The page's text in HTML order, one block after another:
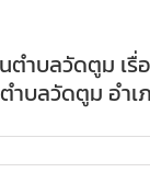
ตำบลวัดตูม เ
บลวัดตูม อำเ